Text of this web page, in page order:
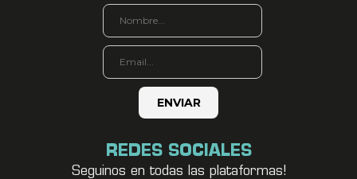
REDES SOCIALES
Seguinos en todas las plataformas!